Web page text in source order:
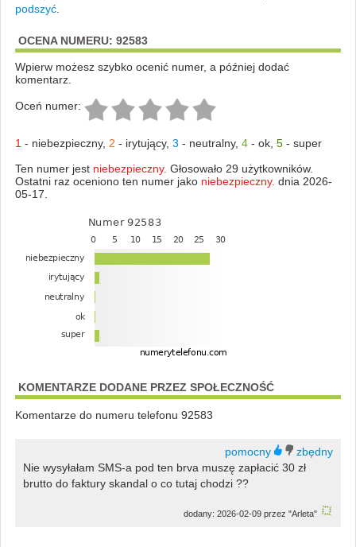
podszyć.
OCENA NUMERU: 92583
Wpierw możesz szybko ocenić numer, a później dodać
komentarz.
Oceń numer:
1 - niebezpieczny, 2 - irytujący, 3 - neutralny, 4- ok, 5- super
Ten numer jest niebezpieczny. Głosowało 29 użytkowników.
Ostatni raz oceniono ten numer jako niebezpieczny. dnia 2026-
05-17.
KOMENTARZE DODANE PRZEZ SPOŁECZNOŚĆ
Komentarze do numeru telefonu 92583
Nie wysyłałam SMS-a pod ten brva muszę zapłacić 30 zł
brutto do faktury skandal o co tutaj chodzi ??
dodany: 2026-02-09 przez "Arleta"